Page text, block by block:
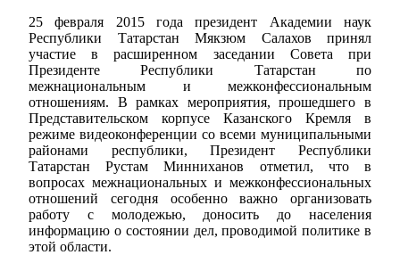
25 февраля 2015 года президент Академии наук
Республики Татарстан Мякзюм Салахов принял
участие в расширенном заседании Совета при
Президенте Республики Татарстан по
межнациональным и межконфессиональным
отношениям. В рамках мероприятия, прошедшего в
Представительском корпусе Казанского Кремля в
режиме видеоконференции со всеми муниципальными
районами республики, Президент Республики
Татарстан Рустам Минниханов отметил, что в
вопросах межнациональных и межконфессиональных
отношений сегодня особенно важно организовать
работу с молодежью, доносить до населения
информацию о состоянии дел, проводимой политике в
этой области.